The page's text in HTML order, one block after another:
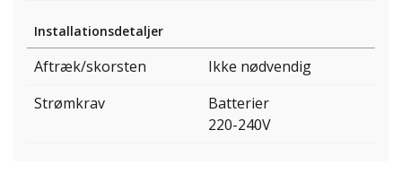
Installationsdetaljer
Aftræk/skorsten
Ikke nødvendig
Strømkrav
Batterier
220-240V